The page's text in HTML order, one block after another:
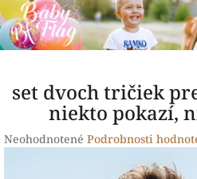
Prejsť
na
obsah
set dvoch tričiek
niekto pokazí,
Priemerné
Neohodnotené Podrobnosti